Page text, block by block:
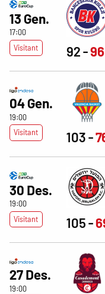
13 Gen.
17:00
Visitant
92 96
04 Gen.
19:00
Visitant
103
30 Des.
19:00
Visitant
105
27 Des.
19:00